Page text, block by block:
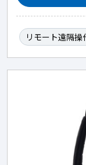
リモート遠隔操